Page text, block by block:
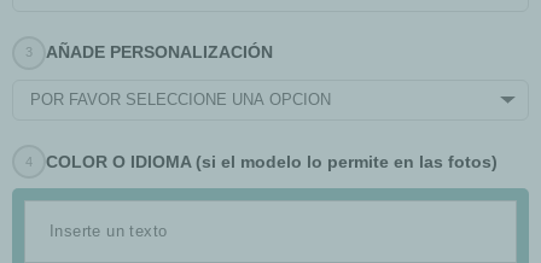
AÑADE PERSONALIZACIÓN
POR FAVOR SELECCIONE UNA OPCIÓN
COLOR O IDIOMA (si el modelo lo permite en las fotos)